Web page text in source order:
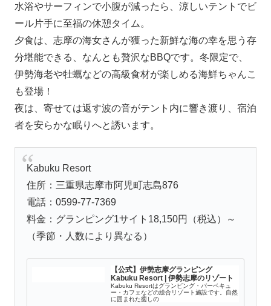
水浴やサーフィンで小腹が減ったら、涼しいテントでビ
ール片手に至福の休憩タイム。
夕食は、志摩の海女さんが獲った新鮮な海の幸を思う存
分堪能できる、なんとも贅沢なBBQです。冬限定で、
伊勢海老や牡蠣などの高級食材が楽しめる海鮮ちゃんこ
も登場！
夜は、寄せては返す波の音がテント内に響き渡り、宿泊
者を安らかな眠りへと誘います。
Kabuku Resort
住所：三重県志摩市阿児町志島876
電話：0599-77-7369
料金：グランピング1サイト18,150円（税込）～
（季節・人数により異なる）
【公式】伊勢志摩グランピング
Kabuku Resort | 伊勢志摩のリゾート
Kabuku Resortはグランピング・バーベキュ
ー・カフェなどの総合リゾート施設です。自然
に囲まれた癒しの